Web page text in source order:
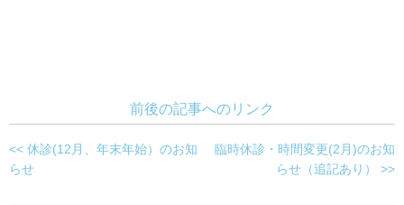
前後の記事へのリンク
<< 休診(12月、年末年始）のお知
らせ
臨時休診・時間変更(2月)のお知
らせ（追記あり） >>